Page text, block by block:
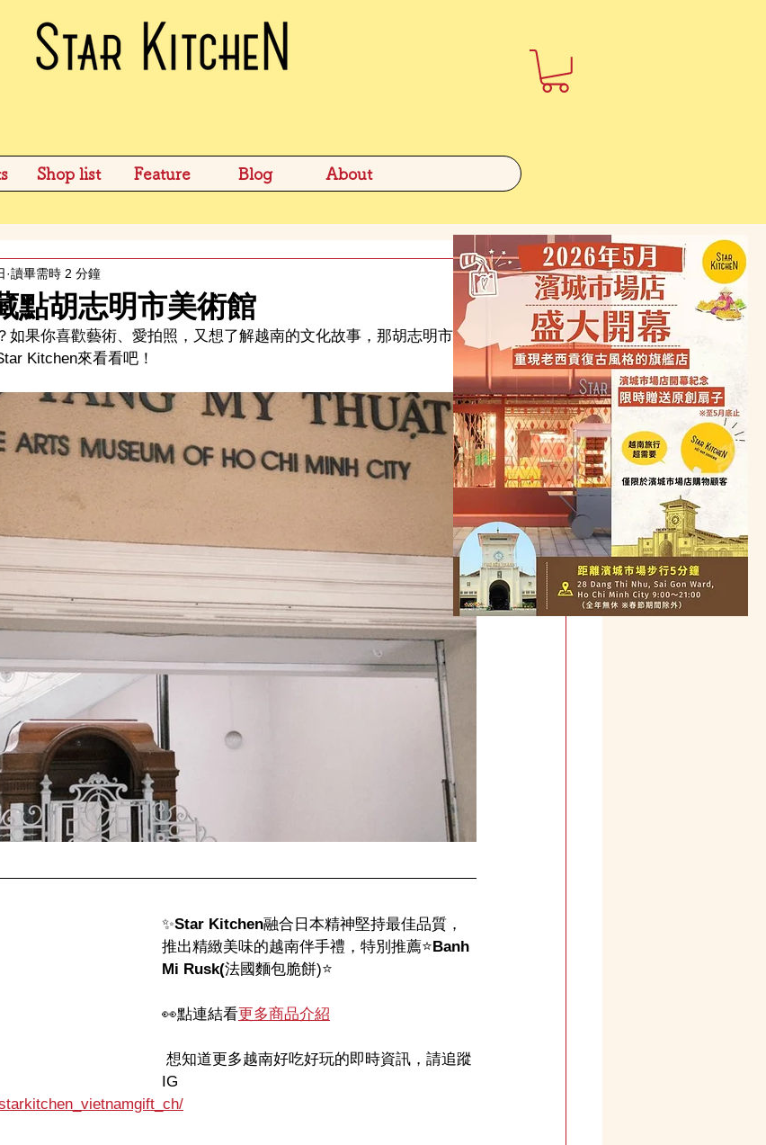
Shop list Feature Blog About
點胡志明市美術館
讀畢需時 2 分鐘
如果你喜歡藝術、愛拍照，又想了解越南的文化故事，那胡志明市美
Kitchen來看看吧！
✨Star Kitchen融合日本精神堅持最佳品質，
推出精緻美味的越南伴手禮，特別推薦⭐️Banh
Mi Rusk(法國麵包脆餅)⭐️
👀點連結看更多商品介紹
想知道更多越南好吃好玩的即時資訊，請追蹤
IG